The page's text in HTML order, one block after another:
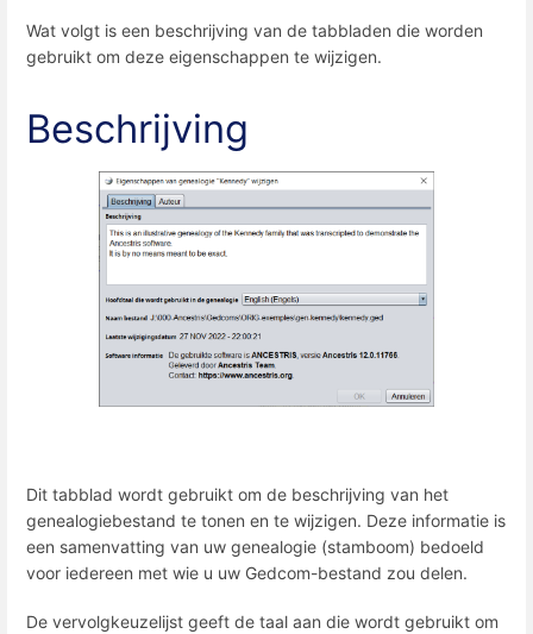
Wat volgt is een beschrijving van de tabbladen die worden
gebruikt om deze eigenschappen te wijzigen.
Beschrijving
Dit tabblad wordt gebruikt om de beschrijving van het
genealogiebestand te tonen en te wijzigen. Deze informatie is
een samenvatting van uw genealogie (stamboom) bedoeld
voor iedereen met wie u uw Gedcom-bestand zou delen.
De vervolgkeuzelijst geeft de taal aan die wordt gebruikt om